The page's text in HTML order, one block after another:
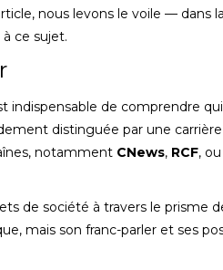
nous levons le voile — dans
ce sujet.
indispensable de comprendre
distinguée par une
notamment CNews, RCF,
de société à travers le prisme
mais son franc-parler et ses